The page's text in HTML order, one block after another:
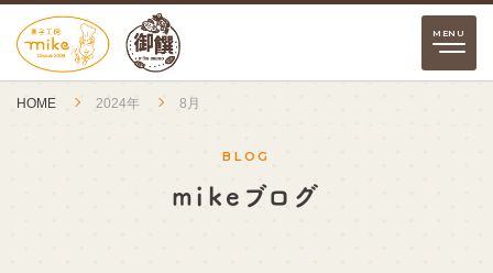
HOME 2024年 8月
BLOG
mikeブログ